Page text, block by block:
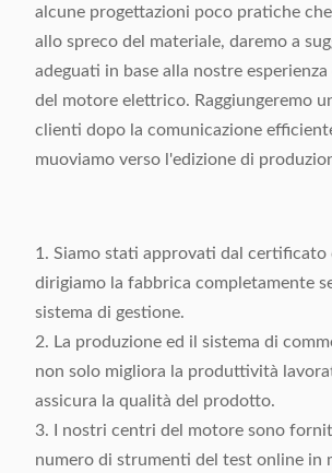
alcune progettazioni poco pratiche
allo spreco del materiale, daremo a
adeguati in base alla nostre
del motore elettrico. Raggiungeremo
clienti dopo la comunicazione
muoviamo verso l'edizione di
1. Siamo stati approvati dal certificato
dirigiamo la fabbrica completamente
sistema di gestione.
2. La produzione ed il sistema di
non solo migliora la produttività
assicura la qualità del prodotto.
3. I nostri centri del motore sono
numero di strumenti del test online in